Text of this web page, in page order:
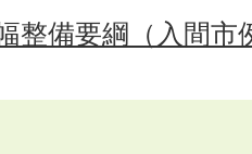
整備要綱（入間